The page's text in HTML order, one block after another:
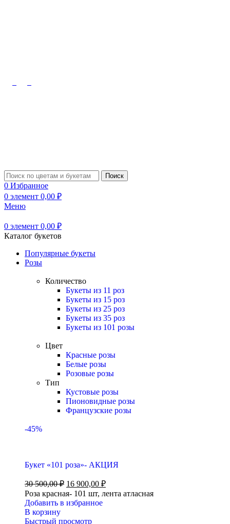
Поиск
0 Избранное
0 элемент 0,00 ₽
Меню
0 элемент 0,00 ₽
Каталог букетов
Популярные букеты
Розы
Количество
Букеты из 11 роз
Букеты из 15 роз
Букеты из 25 роз
Букеты из 35 роз
Букеты из 101 розы
Цвет
Красные розы
Белые розы
Розовые розы
Тип
Кустовые розы
Пионовидные розы
Французские розы
-45%
Букет «101 роза»- АКЦИЯ
30 500,00₽ 16 900,00 ₽
Роза красная- 101 шт, лента атласная
Добавить в избранное
В корзину
Быстрый просмотр